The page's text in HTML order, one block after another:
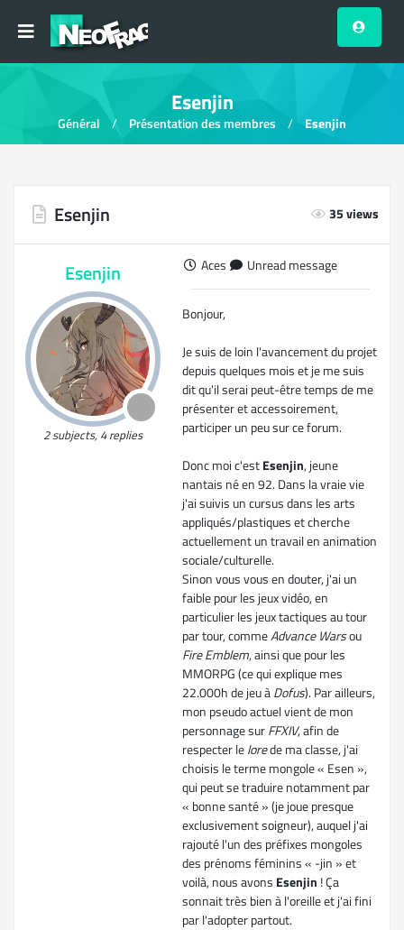
Esenjin
Général Présentation des membres Esenjin
35 views
Esenjin
Esenjin
2 subjects, 4 replies
Aces Unread message
Bonjour,
Je suis de loin l'avancement du projet
depuis quelques mois et je me suis
dit qu'il serai peut-être temps de me
présenter et accessoirement,
participer un peu sur ce forum.
Donc moi c'estEsenjin, jeune
nantais né en 92. Dans la vraie vie
j'ai suivis un cursus dans les arts
appliqués/plastiques et cherche
actuellement un travail en animation
sociale/culturelle.
Sinon vous vous en douter, j'ai un
faible pour les jeux vidéo, en
particulier les jeux tactiques au tour
par tour, commeAdvance Warsou
Fire Emblem, ainsi que pour les
MMORPG (ce qui explique mes
22.000h de jeu àDofus). Par ailleurs,
mon pseudo actuel vient de mon
personnage surFFXIV, afin de
respecter lelorede ma classe, j'ai
choisis le terme mongole « Esen »,
qui peut se traduire notamment par
« bonne santé » (je joue presque
exclusivement soigneur), auquel j'ai
rajouté l'un des préfixes mongoles
des prénoms féminins « -jin » et
voilà, nous avons Esenjin ! Ça
sonnait très bien à l'oreille et j'ai fini
par l'adopter partout.